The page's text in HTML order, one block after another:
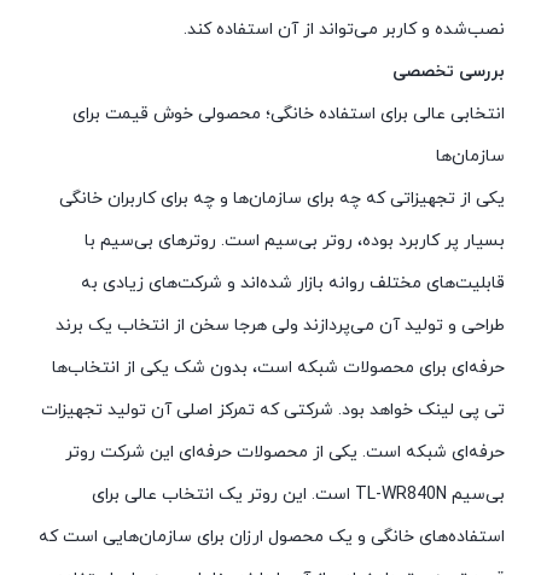
نصب‌شده و کاربر می‌تواند از آن استفاده کند.
بررسی تخصصی
انتخابی عالی برای استفاده خانگی؛ محصولی خوش قیمت برای
سازمان‌ها
یکی از تجهیزاتی که چه برای سازمان‌ها و چه برای کاربران خانگی
بسیار پر کاربرد بوده، روتر بی‌سیم است. روترهای بی‌سیم با
قابلیت‌های مختلف روانه بازار شده‌اند و شرکت‌های زیادی به
طراحی و تولید آن می‌پردازند ولی هرجا سخن از انتخاب یک برند
حرفه‌ای برای محصولات شبکه است، بدون شک یکی از انتخاب‌ها
تی پی لینک خواهد بود. شرکتی که تمرکز اصلی آن تولید تجهیزات
حرفه‌ای شبکه است. یکی از محصولات حرفه‌ای این شرکت روتر
بی‌سیم TL-WR840N است. این روتر یک انتخاب عالی برای
استفاده‌های خانگی و یک محصول ارزان برای سازمان‌هایی است که